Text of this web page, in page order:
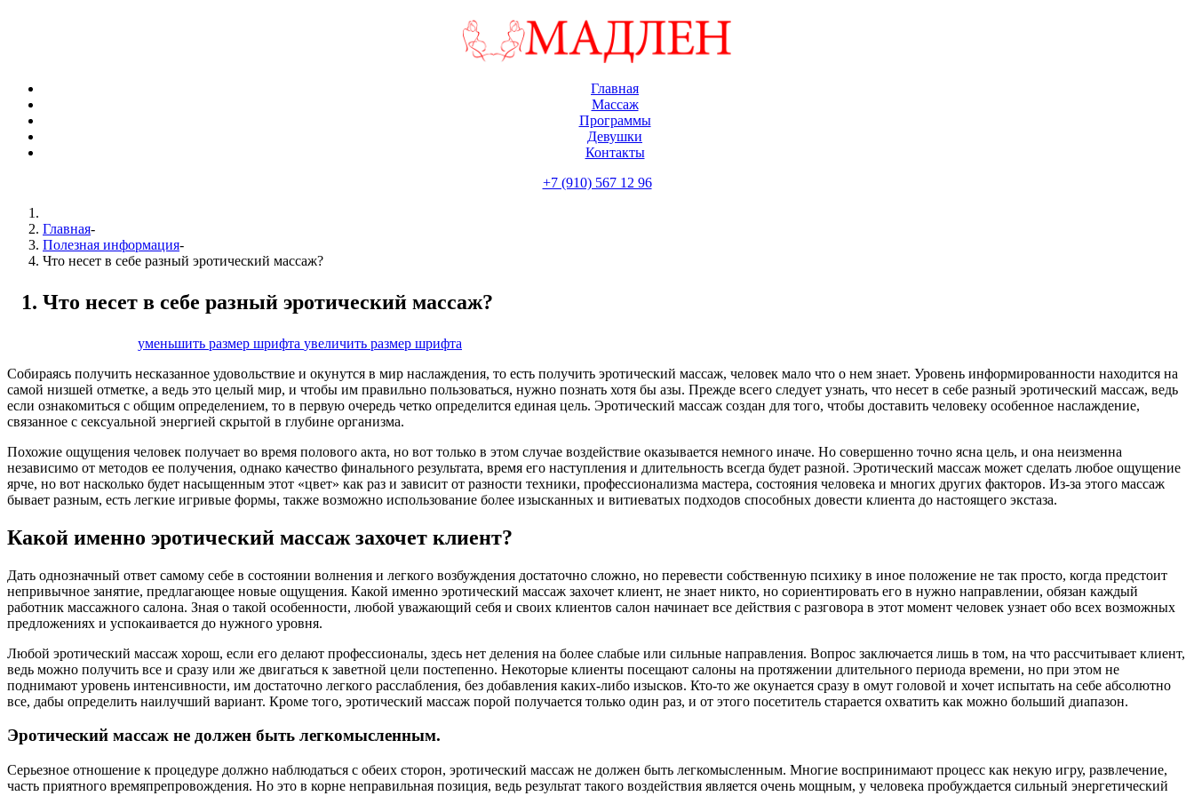
Главная
Массаж
Программы
Девушки
Контакты
+7 (910) 567 12 96
Главная-
Полезная информация-
Что несет в себе разный эротический массаж?
Что несет в себе разный эротический массаж?
уменьшить размер шрифта увеличить размер шрифта
Собираясь получить несказанное удовольствие и окунутся в мир наслаждения, то есть получить эротический массаж, человек мало что о нем знает. Уровень информированности находится на
самой низшей отметке, а ведь это целый мир, и чтобы им правильно пользоваться, нужно познать хотя бы азы. Прежде всего следует узнать, что несет в себе разный эротический массаж, ведь
если ознакомиться с общим определением, то в первую очередь четко определится единая цель. Эротический массаж создан для того, чтобы доставить человеку особенное наслаждение,
связанное с сексуальной энергией скрытой в глубине организма.
Похожие ощущения человек получает во время полового акта, но вот только в этом случае воздействие оказывается немного иначе. Но совершенно точно ясна цель, и она неизменна
независимо от методов ее получения, однако качество финального результата, время его наступления и длительность всегда будет разной. Эротический массаж может сделать любое ощущение
ярче, но вот насколько будет насыщенным этот «цвет» как раз и зависит от разности техники, профессионализма мастера, состояния человека и многих других факторов. Из-за этого массаж
бывает разным, есть легкие игривые формы, также возможно использование более изысканных и витиеватых подходов способных довести клиента до настоящего экстаза.
Какой именно эротический массаж захочет клиент?
Дать однозначный ответ самому себе в состоянии волнения и легкого возбуждения достаточно сложно, но перевести собственную психику в иное положение не так просто, когда предстоит
непривычное занятие, предлагающее новые ощущения. Какой именно эротический массаж захочет клиент, не знает никто, но сориентировать его в нужно направлении, обязан каждый
работник массажного салона. Зная о такой особенности, любой уважающий себя и своих клиентов салон начинает все действия с разговора в этот момент человек узнает обо всех возможных
предложениях и успокаивается до нужного уровня.
Любой эротический массаж хорош, если его делают профессионалы, здесь нет деления на более слабые или сильные направления. Вопрос заключается лишь в том, на что рассчитывает клиент,
ведь можно получить все и сразу или же двигаться к заветной цели постепенно. Некоторые клиенты посещают салоны на протяжении длительного периода времени, но при этом не
поднимают уровень интенсивности, им достаточно легкого расслабления, без добавления каких-либо изысков. Кто-то же окунается сразу в омут головой и хочет испытать на себе абсолютно
все, дабы определить наилучший вариант. Кроме того, эротический массаж порой получается только один раз, и от этого посетитель старается охватить как можно больший диапазон.
Эротический массаж не должен быть легкомысленным.
Серьезное отношение к процедуре должно наблюдаться с обеих сторон, эротический массаж не должен быть легкомысленным. Многие воспринимают процесс как некую игру, развлечение,
часть приятного времяпрепровождения. Но это в корне неправильная позиция, ведь результат такого воздействия является очень мощным, у человека пробуждается сильный энергетический